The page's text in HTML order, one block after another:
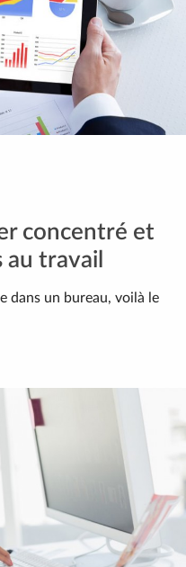
concentré et
travail
dans un bureau, voilà le